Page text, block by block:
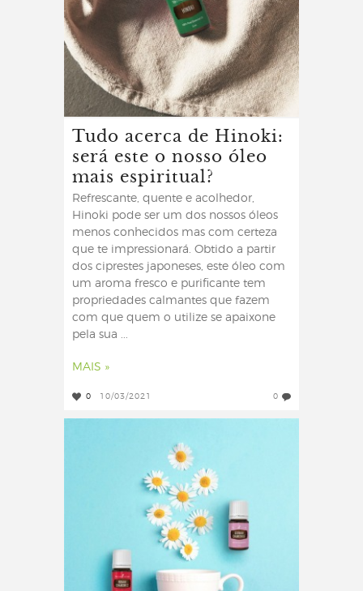
Tudo acerca de Hinoki:
será este o nosso óleo
mais espiritual?
Refrescante, quente e acolhedor,
Hinoki pode ser um dos nossos óleos
menos conhecidos mas com certeza
que te impressionará. Obtido a partir
dos ciprestes japoneses, este óleo com
um aroma fresco e purificante tem
propriedades calmantes que fazem
com que quem o utilize se apaixone
pela sua ...
MAIS »
0 10/03/2021 0